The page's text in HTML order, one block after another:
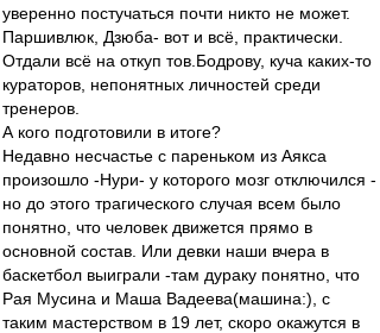
уверенно постучаться почти никто не может.
Паршивлюк, Дзюба- вот и всё, практически.
Отдали всё на откуп тов.Бодрову, куча каких-то
кураторов, непонятных личностей среди
тренеров.
А кого подготовили в итоге?
Недавно несчастье с пареньком из Аякса
произошло -Нури- у которого мозг отключился -
но до этого трагического случая всем было
понятно, что человек движется прямо в
основной состав. Или девки наши вчера в
баскетбол выиграли -там дураку понятно, что
Рая Мусина и Маша Вадеева(машина:), с
таким мастерством в 19 лет, скоро окажутся в